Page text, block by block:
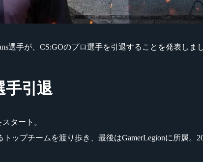
選手が、CS:GOのプロ選手を引退することを発表しまし
手引退
タート。
トップチームを渡り歩き、最後はGamerLegionに所属